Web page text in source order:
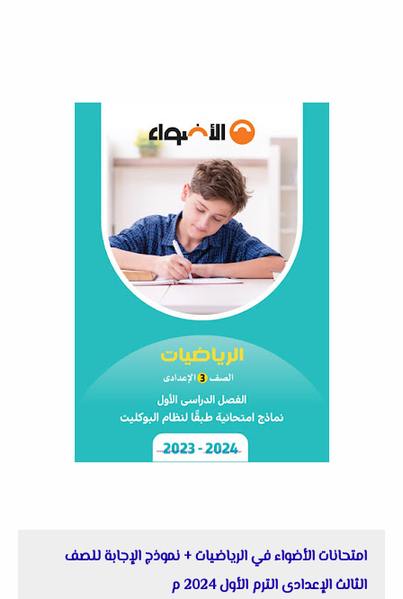
امتحانات الأضواء في الرياضيات + نموذج الإجابة للصف
الثالث الإعدادى الترم الأول 2024 م